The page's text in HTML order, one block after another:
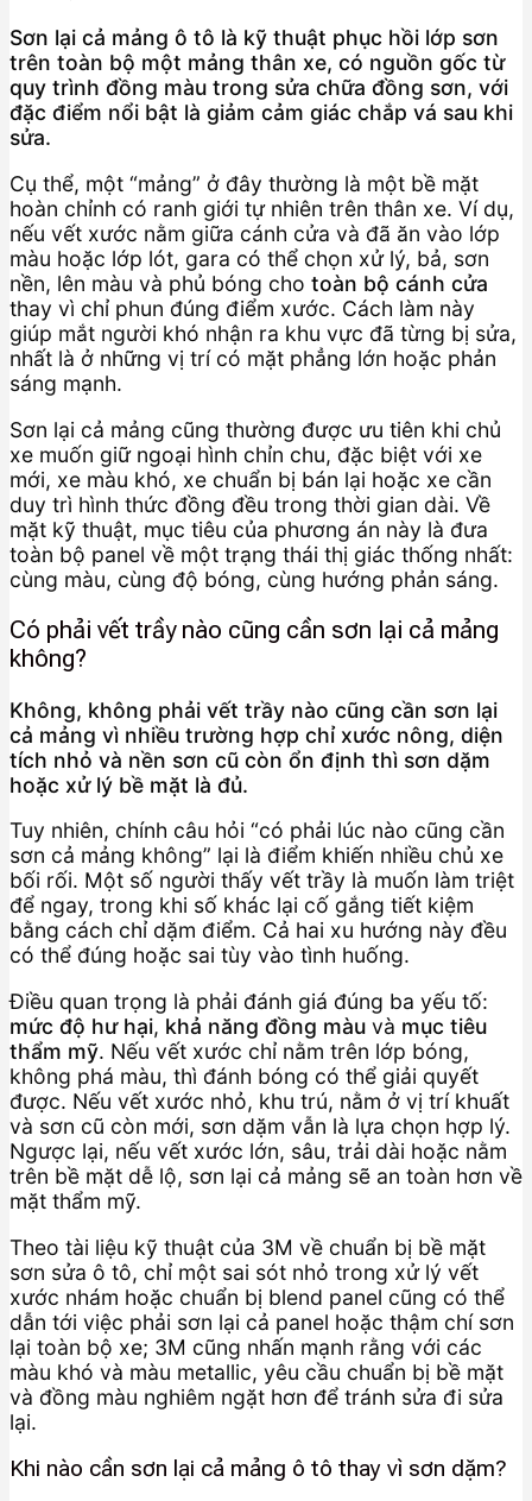
Sơn lại cả mảng ô tô là kỹ thuật phục hồi lớp sơn
trên toàn bộ một mảng thân xe, có nguồn gốc từ
quy trình đồng màu trong sửa chữa đồng sơn, với
đặc điểm nổi bật là giảm cảm giác chắp vá sau khi
sửa.
Cụ thể, một “mảng” ở đây thường là một bề mặt
hoàn chỉnh có ranh giới tự nhiên trên thân xe. Ví dụ,
nếu vết xước nằm giữa cánh cửa và đã ăn vào lớp
màu hoặc lớp lót, gara có thể chọn xử lý, bả, sơn
nền, lên màu và phủ bóng cho toàn bộ cánh cửa
thay vì chỉ phun đúng điểm xước. Cách làm này
giúp mắt người khó nhận ra khu vực đã từng bị sửa,
nhất là ở những vị trí có mặt phẳng lớn hoặc phản
sáng mạnh.
Sơn lại cả mảng cũng thường được ưu tiên khi chủ
xe muốn giữ ngoại hình chỉn chu, đặc biệt với xe
mới, xe màu khó, xe chuẩn bị bán lại hoặc xe cần
duy trì hình thức đồng đều trong thời gian dài. Về
mặt kỹ thuật, mục tiêu của phương án này là đưa
toàn bộ panel về một trạng thái thị giác thống nhất:
cùng màu, cùng độ bóng, cùng hướng phản sáng.
Có phải vết trầy nào cũng cần sơn lại cả mảng
không?
Không, không phải vết trầy nào cũng cần sơn lại
cả mảng vì nhiều trường hợp chỉ xước nông, diện
tích nhỏ và nền sơn cũ còn ổn định thì sơn dặm
hoặc xử lý bề mặt là đủ.
Tuy nhiên, chính câu hỏi “có phải lúc nào cũng cần
sơn cả mảng không” lại là điểm khiến nhiều chủ xe
bối rối. Một số người thấy vết trầy là muốn làm triệt
để ngay, trong khi số khác lại cố gắng tiết kiệm
bằng cách chỉ dặm điểm. Cả hai xu hướng này đều
có thể đúng hoặc sai tùy vào tình huống.
Điều quan trọng là phải đánh giá đúng ba yếu tố:
mức độ hư hại, khả năng đồng màu và mục tiêu
thẩm mỹ. Nếu vết xước chỉ nằm trên lớp bóng,
không phá màu, thì đánh bóng có thể giải quyết
được. Nếu vết xước nhỏ, khu trú, nằm ở vị trí khuất
và sơn cũ còn mới, sơn dặm vẫn là lựa chọn hợp lý.
Ngược lại, nếu vết xước lớn, sâu, trải dài hoặc nằm
trên bề mặt dễ lộ, sơn lại cả mảng sẽ an toàn hơn về
mặt thẩm mỹ.
Theo tài liệu kỹ thuật của 3M về chuẩn bị bề mặt
sơn sửa ô tô, chỉ một sai sót nhỏ trong xử lý vết
xước nhám hoặc chuẩn bị blend panel cũng có thể
dẫn tới việc phải sơn lại cả panel hoặc thậm chí sơn
lại toàn bộ xe; 3M cũng nhấn mạnh rằng với các
màu khó và màu metallic, yêu cầu chuẩn bị bề mặt
và đồng màu nghiêm ngặt hơn để tránh sửa đi sửa
lại.
Khi nào cần sơn lại cả mảng ô tô thay vì sơn dặm?